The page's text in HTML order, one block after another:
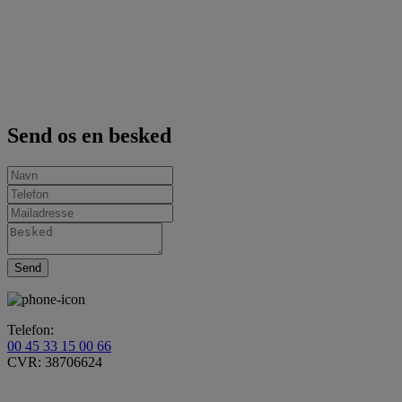
Send os en besked
Send
Telefon:
00 45 33 15 00 66
CVR: 38706624